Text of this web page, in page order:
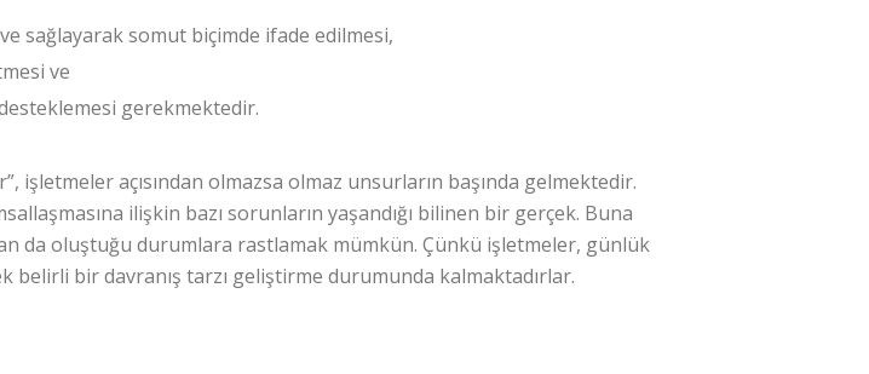
sağlayarak somut biçimde ifade edilmesi,
ve
gerekmektedir.
işletmeler açısından olmazsa olmaz unsurların başında gelmektedir.
ilişkin bazı sorunların yaşandığı bilinen bir gerçek. Buna
da oluştuğu durumlara rastlamak mümkün. Çünkü işletmeler, günlük
bir davranış tarzı geliştirme durumunda kalmaktadırlar.